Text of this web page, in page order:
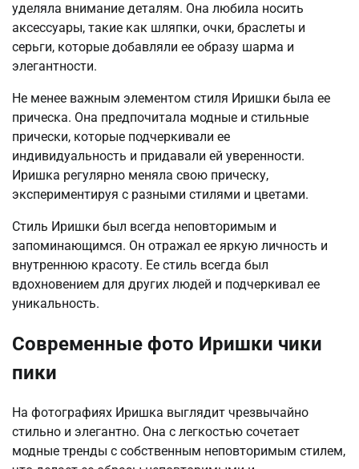
уделяла внимание деталям. Она любила носить
аксессуары, такие как шляпки, очки, браслеты и
серьги, которые добавляли ее образу шарма и
элегантности.
Не менее важным элементом стиля Иришки была ее
прическа. Она предпочитала модные и стильные
прически, которые подчеркивали ее
индивидуальность и придавали ей уверенности.
Иришка регулярно меняла свою прическу,
экспериментируя с разными стилями и цветами.
Стиль Иришки был всегда неповторимым и
запоминающимся. Он отражал ее яркую личность и
внутреннюю красоту. Ее стиль всегда был
вдохновением для других людей и подчеркивал ее
уникальность.
Современные фото Иришки чики
пики
На фотографиях Иришка выглядит чрезвычайно
стильно и элегантно. Она с легкостью сочетает
модные тренды с собственным неповторимым стилем,